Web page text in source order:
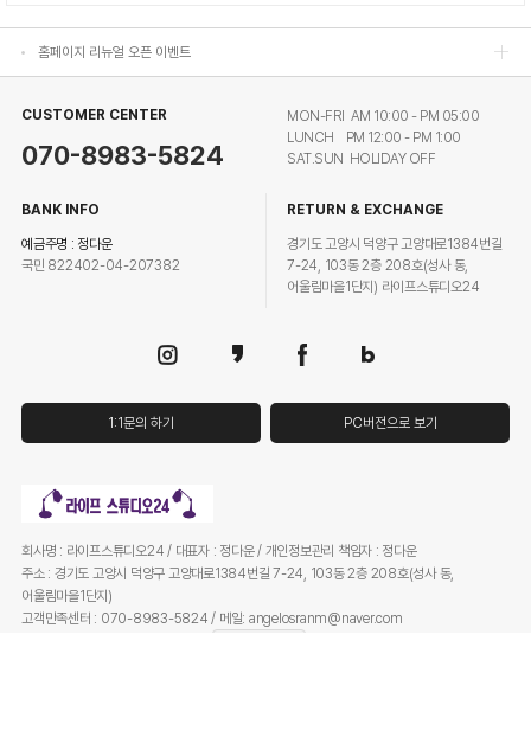
홈페이지 리뉴얼 오픈 이벤트
CUSTOMER CENTER
070-8983-5824
MON-FRI AM 10:00 - PM 05:00
LUNCH PM 12:00 - PM 1:00
SAT.SUN HOLIDAY OFF
BANK INFO
예금주명 : 정다운
국민 822402-04-207382
RETURN & EXCHANGE
경기도 고양시 덕양구 고양대로1384번길
7-24, 103동 2층 208호(성사 동,
어울림마을1단지) 라이프스튜디오24
1:1문의 하기 PC버전으로 보기
회사명 : 라이프스튜디오24 / 대표자 : 정다운 / 개인정보관리 책임자 : 정다운
주소 : 경기도 고양시 덕양구 고양대로1384번길 7-24, 103동 2층 208호(성사 동,
어울림마을1단지)
고객만족센터 : 070-8983-5824 / 메일: angelosranm@naver.com